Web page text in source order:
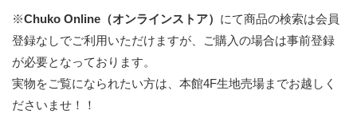
※Chuko Online（オンラインストア） にて商品の検索は会員
登録なしでご利用いただけますが、ご購入の場合は事前登録
が必要となっております。
実物をご覧になられたい方は、本館4F生地売場までお越しく
ださいませ！！